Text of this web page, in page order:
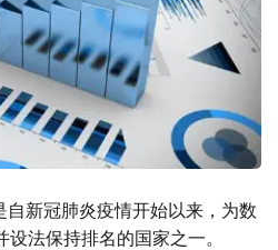
新冠肺炎疫情开始以来，为数
法保持排名的国家之一。